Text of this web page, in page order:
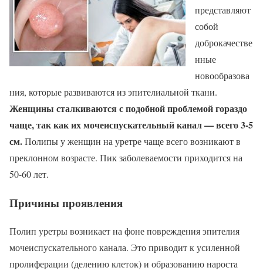
представляют
собой
доброкачестве
нные
новообразова
ния, которые развиваются из эпителиальной ткани.
Женщины сталкиваются с подобной проблемой гораздо
чаще, так как их мочеиспускательный канал — всего 3-5
см.Полипы у женщин на уретре чаще всего возникают в
преклонном возрасте. Пик заболеваемости приходится на
50-60 лет.
Причины проявления
Полип уретры возникает на фоне повреждения эпителия
мочеиспускательного канала. Это приводит к усиленной
пролиферации (делению клеток) и образованию нароста